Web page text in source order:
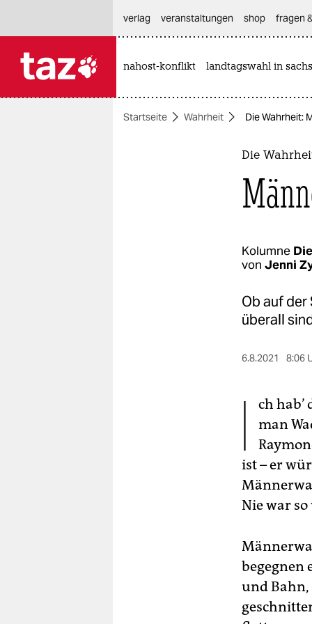
themen
verlag
veranstaltungen shop fragen
nahost-konflikt landtagswahl in
Startseite Wahrheit Die Wahrheit:
Die
Kolumne
von Jenni
Ob auf der
überall
6.8.2021 8:06
I
ch hab’
man
ist – er
Nie war
begegnen
und Bahn,